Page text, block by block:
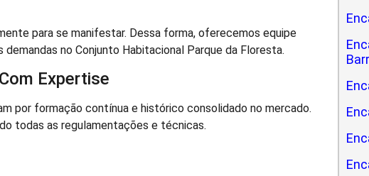
para se manifestar. Dessa forma, oferecemos equipe
no Conjunto Habitacional Parque da Floresta.
Expertise
por formação contínua e histórico consolidado no mercado.
todas as regulamentações e técnicas.